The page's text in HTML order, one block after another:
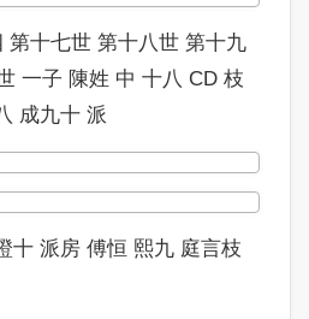
第十七世 第十八世 第十九
一子 陳姓 中 十八 CD 枝
成九十 派
十 派房 傅恒 熙九 庭言枝